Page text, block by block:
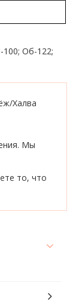
100; Об-122;
Халва
Мы
то, что